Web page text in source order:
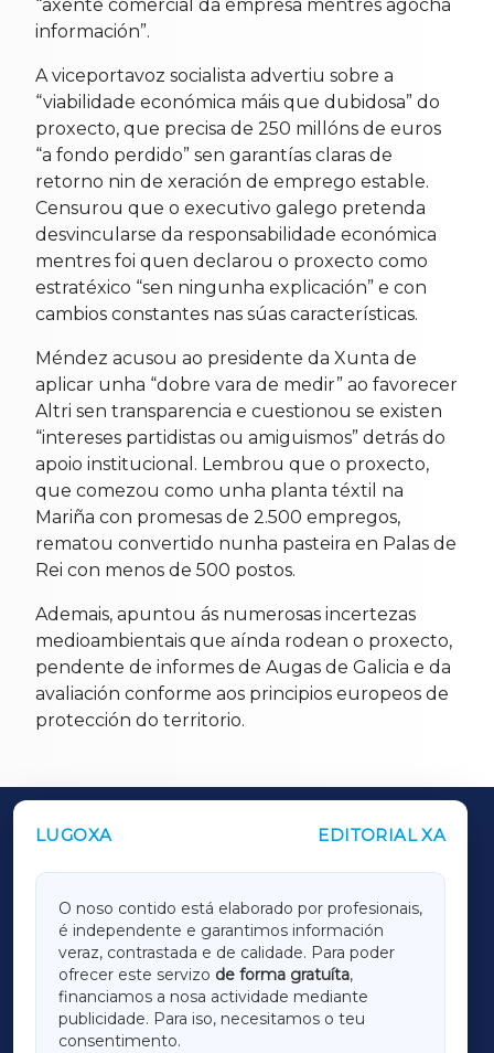
“axente comercial da empresa mentres agocha
información”.
A viceportavoz socialista advertiu sobre a
“viabilidade económica máis que dubidosa” do
proxecto, que precisa de 250 millóns de euros
“a fondo perdido” sen garantías claras de
retorno nin de xeración de emprego estable.
Censurou que o executivo galego pretenda
desvincularse da responsabilidade económica
mentres foi quen declarou o proxecto como
estratéxico “sen ningunha explicación” e con
cambios constantes nas súas características.
Méndez acusou ao presidente da Xunta de
aplicar unha “dobre vara de medir” ao favorecer
Altri sen transparencia e cuestionou se existen
“intereses partidistas ou amiguismos” detrás do
apoio institucional. Lembrou que o proxecto,
que comezou como unha planta téxtil na
Mariña con promesas de 2.500 empregos,
rematou convertido nunha pasteira en Palas de
Rei con menos de 500 postos.
Ademais, apuntou ás numerosas incertezas
medioambientais que aínda rodean o proxecto,
pendente de informes de Augas de Galicia e da
avaliación conforme aos principios europeos de
protección do territorio.
LUGOXA EDITORIAL XA
O noso contido está elaborado por profesionais,
é independente e garantimos información
veraz, contrastada e de calidade. Para poder
ofrecer este servizo de forma gratuíta,
financiamos a nosa actividade mediante
publicidade. Para iso, necesitamos o teu
consentimento.
OUTROS PERIÓDICOS
LUGOXA
TERRACHAXA